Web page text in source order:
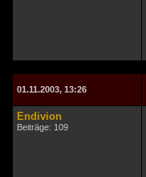
01.11.2003, 13:26
Endivion
Beiträge: 109